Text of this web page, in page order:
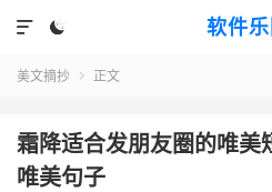
软件乐


美文摘抄  正文
霜降适合发朋友圈的唯美
唯美句子